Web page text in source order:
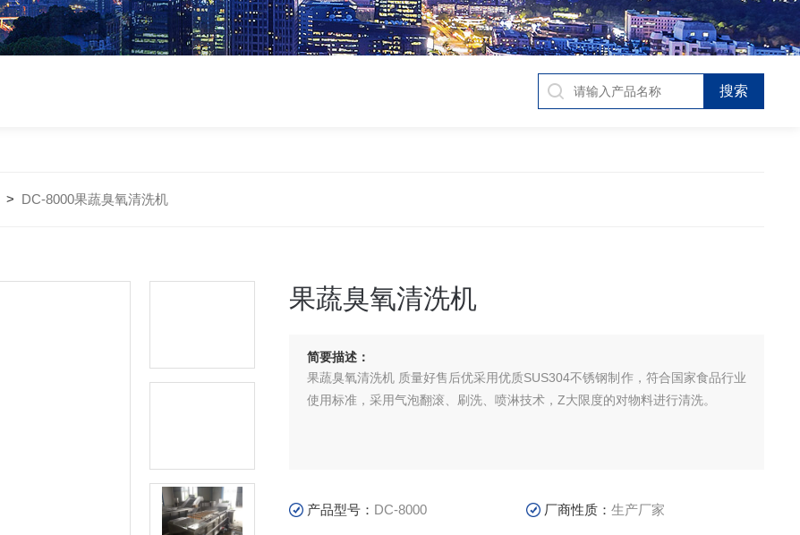
> DC-8000果蔬臭氧清洗机
果蔬臭氧清洗机
简要描述：
果蔬臭氧清洗机 质量好售后优采用优质SUS304不锈钢制作，符合国家食品行业
使用标准，采用气泡翻滚、刷洗、喷淋技术，Z大限度的对物料进行清洗。
产品型号： DC-8000 厂商性质：生产厂家